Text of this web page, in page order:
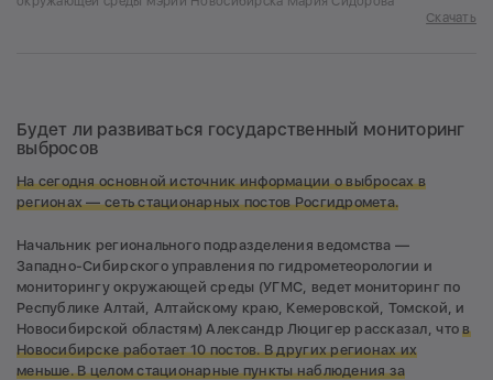
Скачать
Будет ли развиваться государственный мониторинг
выбросов
На сегодня основной источник информации о выбросах в
регионах — сеть стационарных постов Росгидромета.
Начальник регионального подразделения ведомства —
Западно-Сибирского управления по гидрометеорологии и
мониторингу окружающей среды (УГМС, ведет мониторинг по
Республике Алтай, Алтайскому краю, Кемеровской, Томской, и
Новосибирской областям) Александр Люцигер рассказал, чтов
Новосибирске работает 10 постов. В других регионах их
меньше. В целом стационарные пункты наблюдения за